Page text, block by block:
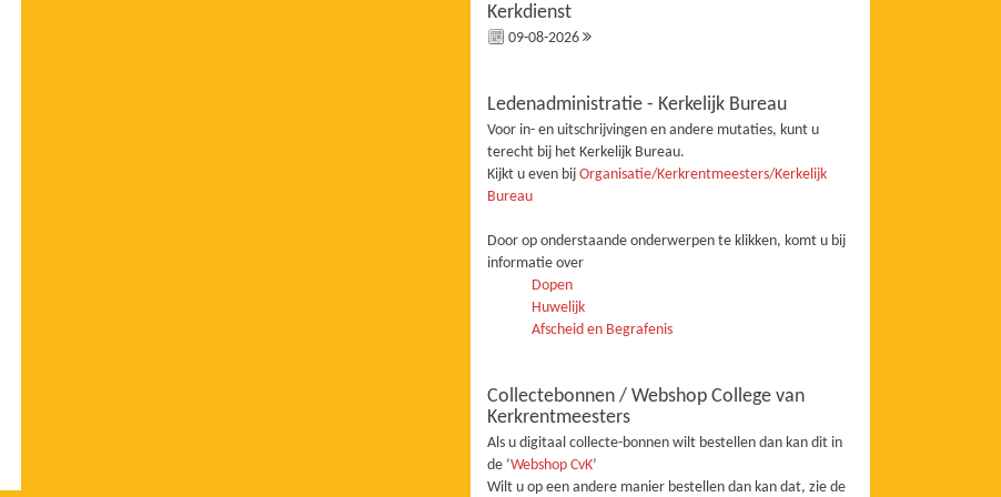
Kerkdienst
09-08-2026
Ledenadministratie - Kerkelijk Bureau
Voor in- en uitschrijvingen en andere mutaties, kunt u
terecht bij het Kerkelijk Bureau.
Kijkt u even bijOrganisatie/Kerkrentmeesters/Kerkelijk
Bureau
Door op onderstaande onderwerpen te klikken, komt u bij
informatie over
Dopen
Huwelijk
Afscheid en Begrafenis
Collectebonnen / Webshop College van
Kerkrentmeesters
Als u digitaal collecte-bonnen wilt bestellen dan kan dit in
de ‘Webshop CvK’
Wilt u op een andere manier bestellen dan kan dat, zie de